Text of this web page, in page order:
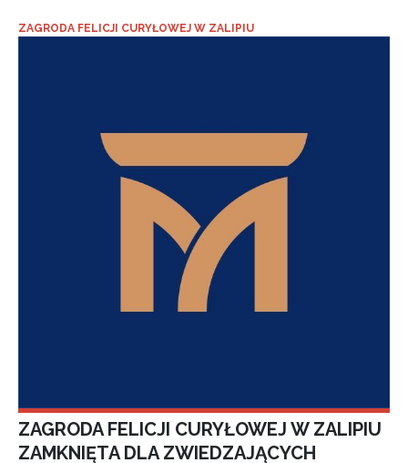
ZAGRODA FELICJI CURYŁOWEJ W ZALIPIU
ZAGRODA FELICJI CURYŁOWEJ W ZALIPIU
ZAMKNIĘTA DLA ZWIEDZAJĄCYCH